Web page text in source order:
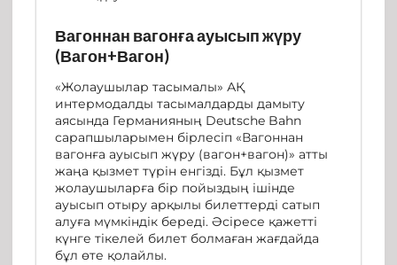
Вагоннан вагонға ауысып жүру
(Вагон+Вагон)
«Жолаушылар тасымалы» АҚ
интермодалды тасымалдарды дамыту
аясында Германияның Deutsche Bahn
сарапшыларымен бірлесіп «Вагоннан
вагонға ауысып жүру (вагон+вагон)» атты
жаңа қызмет түрін енгізді. Бұл қызмет
жолаушыларға бір пойыздың ішінде
ауысып отыру арқылы билеттерді сатып
алуға мүмкіндік береді. Әсіресе қажетті
күнге тікелей билет болмаған жағдайда
бұл өте қолайлы.